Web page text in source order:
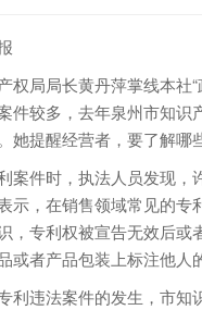
局局长黄丹萍掌线本社“
件较多，去年泉州市知
她提醒经营者，要了解哪
件时，执法人员发现，
示，在销售领域常见的
，专利权被宣告无效后或
或者产品包装上标注他人
违法案件的发生，市知